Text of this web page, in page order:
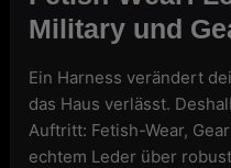
Military und
Ein Harness verändert
das Haus verlässt.
Auftritt: Fetish-Wear,
echtem Leder über